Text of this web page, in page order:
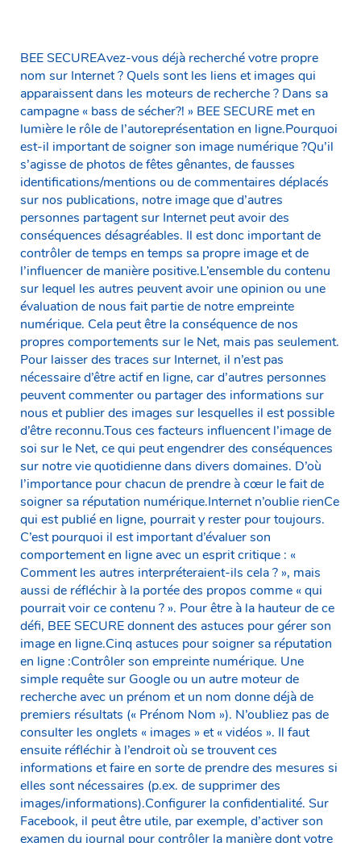
BEE SECUREAvez-vous déjà recherché votre propre
nom sur Internet ? Quels sont les liens et images qui
apparaissent dans les moteurs de recherche ? Dans sa
campagne « bass de sécher?! » BEE SECURE met en
lumière le rôle de l’autoreprésentation en ligne.Pourquoi
est-il important de soigner son image numérique ?Qu’il
s’agisse de photos de fêtes gênantes, de fausses
identifications/mentions ou de commentaires déplacés
sur nos publications, notre image que d’autres
personnes partagent sur Internet peut avoir des
conséquences désagréables. Il est donc important de
contrôler de temps en temps sa propre image et de
l’influencer de manière positive.L’ensemble du contenu
sur lequel les autres peuvent avoir une opinion ou une
évaluation de nous fait partie de notre empreinte
numérique. Cela peut être la conséquence de nos
propres comportements sur le Net, mais pas seulement.
Pour laisser des traces sur Internet, il n’est pas
nécessaire d’être actif en ligne, car d’autres personnes
peuvent commenter ou partager des informations sur
nous et publier des images sur lesquelles il est possible
d’être reconnu.Tous ces facteurs influencent l’image de
soi sur le Net, ce qui peut engendrer des conséquences
sur notre vie quotidienne dans divers domaines. D’où
l’importance pour chacun de prendre à cœur le fait de
soigner sa réputation numérique.Internet n’oublie rienCe
qui est publié en ligne, pourrait y rester pour toujours.
C’est pourquoi il est important d’évaluer son
comportement en ligne avec un esprit critique : «
Comment les autres interpréteraient-ils cela ? », mais
aussi de réfléchir à la portée des propos comme « qui
pourrait voir ce contenu ? ». Pour être à la hauteur de ce
défi, BEE SECURE donnent des astuces pour gérer son
image en ligne.Cinq astuces pour soigner sa réputation
en ligne :Contrôler son empreinte numérique. Une
simple requête sur Google ou un autre moteur de
recherche avec un prénom et un nom donne déjà de
premiers résultats (« Prénom Nom »). N’oubliez pas de
consulter les onglets « images » et « vidéos ». Il faut
ensuite réfléchir à l’endroit où se trouvent ces
informations et faire en sorte de prendre des mesures si
elles sont nécessaires (p.ex. de supprimer des
images/informations).Configurer la confidentialité. Sur
Facebook, il peut être utile, par exemple, d’activer son
examen du journal pour contrôler la manière dont votre